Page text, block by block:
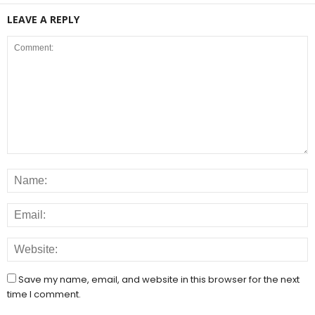
LEAVE A REPLY
Save my name, email, and website in this browser for the next
time I comment.